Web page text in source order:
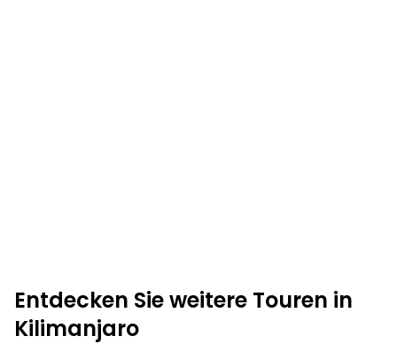
Entdecken Sie weitere Touren in
Kilimanjaro